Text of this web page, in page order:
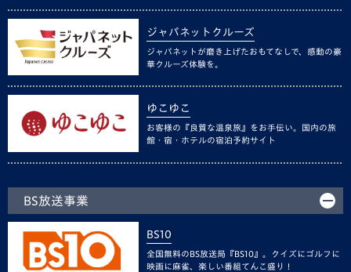
ジャパネットクルーズ
ジャパネットが磨き上げたおもてなしで、感動の豪
華クルーズ体験を。
ゆこゆこ
お客様の『良質な温泉旅』をお手伝い。国内の旅
館・宿・ホテルの宿泊予約サイト
BS放送事業
BS10
全国無料のBS放送局『BS10』。クイズにゴルフに
映画に麻雀、楽しい番組てんこ盛り！